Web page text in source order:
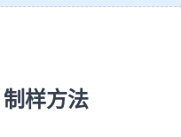
样方法